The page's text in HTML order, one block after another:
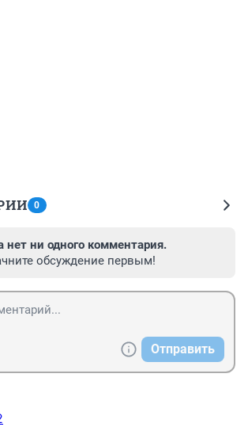
0
нет ни одного комментария.
обсуждение первым!
Отправить